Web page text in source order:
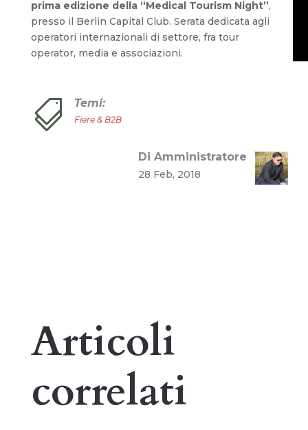
prima edizione della “Medical Tourism Night”,
presso il Berlin Capital Club. Serata dedicata agli
operatori internazionali di settore, fra tour
operator, media e associazioni.
 Temi:
Fiere & B2B
Di Amministratore
28 Feb, 2018
Articoli
correlati